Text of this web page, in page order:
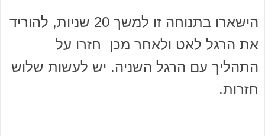
הישארו בתנוחה זו למשך 20 שניות, להוריד
את הרגל לאט ולאחר מכן חזרו על
התהליך עם הרגל השניה. יש לעשות שלוש
חזרות.